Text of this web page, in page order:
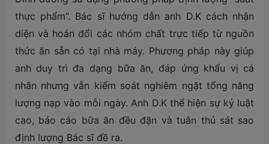
thực phẩm”. Bác sĩ hướng dẫn anh D.K cách nhận
diện và hoán đổi các nhóm chất trực tiếp từ nguồn
thức ăn sẵn có tại nhà máy. Phương pháp này giúp
anh duy trì đa dạng bữa ăn, đáp ứng khẩu vị cá
nhân nhưng vẫn kiểm soát nghiêm ngặt tổng năng
lượng nạp vào mỗi ngày. Anh D.K thể hiện sự kỷ luật
cao, báo cáo bữa ăn đều đặn và tuân thủ sát sao
định lượng Bác sĩ đề ra.